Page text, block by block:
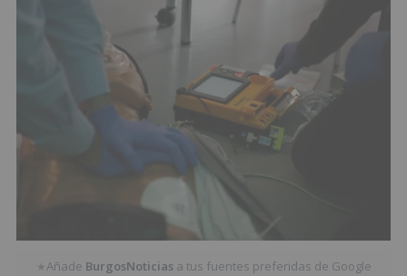
★Añade BurgosNoticias a tus fuentes preferidas de Google